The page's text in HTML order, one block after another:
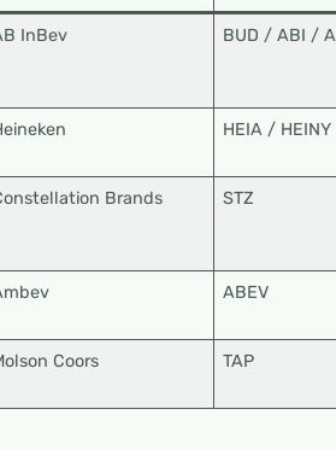
InBev BUD / ABI /
HEIA / HEINY
Brands STZ
ABEV
Coors TAP